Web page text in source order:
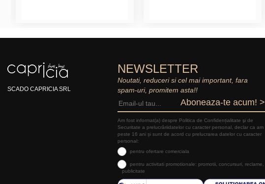
SCADO CAPRICIA SRL
NEWSLETTER
Noutati, reduceri si cel mai important, fara
spam-uri, promitem asta!!
Aboneaza-te acum! >
Am fost informat(a) despre Politica de Confidențialitate şi de
Securitate a prelucrăriidatelor cu caracter personal, declar ca am
peste 16 ani și sunt de acord cu prelucrarea datelor cu caracter
personal:
pentru ofertare comerciala
pentru activitati promotionale: promotii, concursuri, reclame,
publicitate